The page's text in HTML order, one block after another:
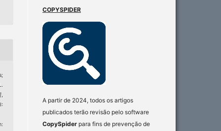
COPYSPIDER
A partir de 2024, todos os artigos
publicados terão revisão pelo software
CopySpider para fins de prevenção de